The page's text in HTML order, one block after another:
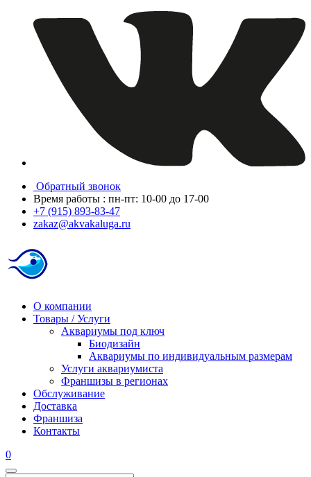
Обратный звонок
Время работы : пн-пт: 10-00 до 17-00
+7 (915) 893-83-47
zakaz@akvakaluga.ru
О компании
Товары / Услуги
Аквариумы под ключ
Биодизайн
Аквариумы по индивидуальным размерам
Услуги аквариумиста
Франшизы в регионах
Обслуживание
Доставка
Франшиза
Контакты
0